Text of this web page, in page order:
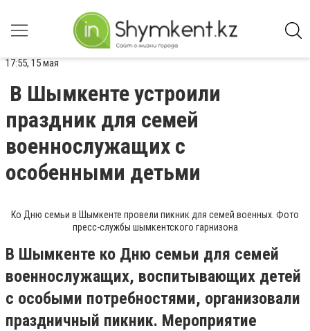
17:55, 15 мая
В Шымкенте устроили
праздник для семей
военнослужащих с
особенными детьми
Ко Дню семьи в Шымкенте провели пикник для семей военных. Фото
пресс-службы шымкентского гарнизона
В Шымкенте ко Дню семьи для семей
военнослужащих, воспитывающих детей
с особыми потребностями, организовали
праздничный пикник. Мероприятие